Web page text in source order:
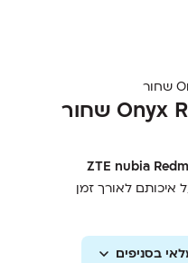
איכותם לאורך זמן
על עיצובו האלגנטי
מאמץ
מעבה את עיצובו המקורי
בסניפים